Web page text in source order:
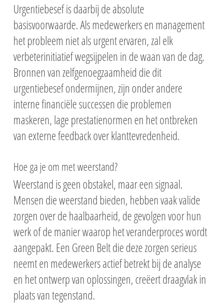
Urgentiebesef is daarbij de absolute
basisvoorwaarde. Als medewerkers en management
het probleem niet als urgent ervaren, zal elk
verbeterinitiatief wegsijpelen in de waan van de dag.
Bronnen van zelfgenoegzaamheid die dit
urgentiebesef ondermijnen, zijn onder andere
interne financiële successen die problemen
maskeren, lage prestatienormen en het ontbreken
van externe feedback over klanttevredenheid.
Hoe ga je om met weerstand?
Weerstand is geen obstakel, maar een signaal.
Mensen die weerstand bieden, hebben vaak valide
zorgen over de haalbaarheid, de gevolgen voor hun
werk of de manier waarop het veranderproces wordt
aangepakt. Een Green Belt die deze zorgen serieus
neemt en medewerkers actief betrekt bij de analyse
en het ontwerp van oplossingen, creëert draagvlak in
plaats van tegenstand.